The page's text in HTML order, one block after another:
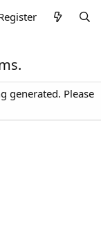
generated. Please